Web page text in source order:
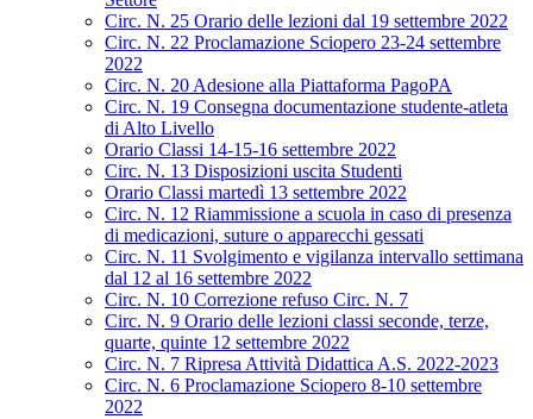
Circ. N. 25 Orario delle lezioni dal 19 settembre 2022
Circ. N. 22 Proclamazione Sciopero 23-24 settembre
2022
Circ. N. 20 Adesione alla Piattaforma PagoPA
Circ. N. 19 Consegna documentazione studente-atleta
di Alto Livello
Orario Classi 14-15-16 settembre 2022
Circ. N. 13 Disposizioni uscita Studenti
Orario Classi martedì 13 settembre 2022
Circ. N. 12 Riammissione a scuola in caso di presenza
di medicazioni, suture o apparecchi gessati
Circ. N. 11 Svolgimento e vigilanza intervallo settimana
dal 12 al 16 settembre 2022
Circ. N. 10 Correzione refuso Circ. N. 7
Circ. N. 9 Orario delle lezioni classi seconde, terze,
quarte, quinte 12 settembre 2022
Circ. N. 7 Ripresa Attività Didattica A.S. 2022-2023
Circ. N. 6 Proclamazione Sciopero 8-10 settembre
2022